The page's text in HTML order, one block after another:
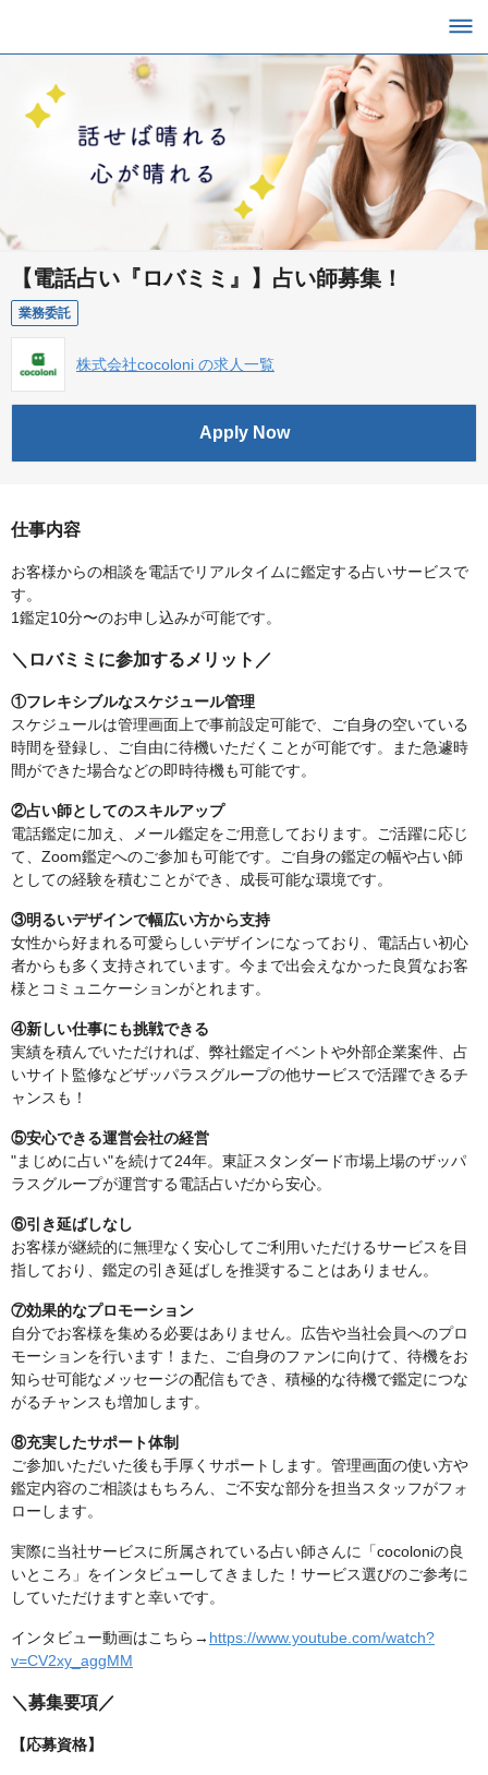
【電話占い『ロバミミ』】占い師募集！
業務委託
株式会社cocoloni の求人一覧
Apply Now
仕事内容
お客様からの相談を電話でリアルタイムに鑑定する占いサービスで
す。
1鑑定10分〜のお申し込みが可能です。
＼ロバミミに参加するメリット／
①フレキシブルなスケジュール管理
スケジュールは管理画面上で事前設定可能で、ご自身の空いている
時間を登録し、ご自由に待機いただくことが可能です。また急遽時
間ができた場合などの即時待機も可能です。
②占い師としてのスキルアップ
電話鑑定に加え、メール鑑定をご用意しております。ご活躍に応じ
て、Zoom鑑定へのご参加も可能です。ご自身の鑑定の幅や占い師
としての経験を積むことができ、成長可能な環境です。
③明るいデザインで幅広い方から支持
女性から好まれる可愛らしいデザインになっており、電話占い初心
者からも多く支持されています。今まで出会えなかった良質なお客
様とコミュニケーションがとれます。
④新しい仕事にも挑戦できる
実績を積んでいただければ、弊社鑑定イベントや外部企業案件、占
いサイト監修などザッパラスグループの他サービスで活躍できるチ
ャンスも！
⑤安心できる運営会社の経営
"まじめに占い"を続けて24年。東証スタンダード市場上場のザッパ
ラスグループが運営する電話占いだから安心。
⑥引き延ばしなし
お客様が継続的に無理なく安心してご利用いただけるサービスを目
指しており、鑑定の引き延ばしを推奨することはありません。
⑦効果的なプロモーション
自分でお客様を集める必要はありません。広告や当社会員へのプロ
モーションを行います！また、ご自身のファンに向けて、待機をお
知らせ可能なメッセージの配信もでき、積極的な待機で鑑定につな
がるチャンスも増加します。
⑧充実したサポート体制
ご参加いただいた後も手厚くサポートします。管理画面の使い方や
鑑定内容のご相談はもちろん、ご不安な部分を担当スタッフがフォ
ローします。
実際に当社サービスに所属されている占い師さんに「cocoloniの良
いところ」をインタビューしてきました！サービス選びのご参考に
していただけますと幸いです。
インタビュー動画はこちら→ https://www.youtube.com/watch?
v=CV2xy_aggMM
＼募集要項／
【応募資格】